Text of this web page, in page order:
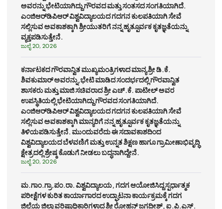
ಅವರನ್ನು ಭೇಟಿಯಾಗಿದ್ದು ಗೌರವದ ಮತ್ತು ಸಂತಸದ ಸಂಗತಿಯಾಗಿದೆ.
ಎಂಜಿಆರ್‌ಡಿಪಿಆರ್ ವಿಶ್ವವಿದ್ಯಾಲಯದ ಗದಗನ ಕುಲಪತಿಯಾಗಿ ಸೇವೆ
ಸಲ್ಲಿಸುವ ಅವಕಾಶಕ್ಕಾಗಿ ಶ್ರೀಯುತರಿಗೆ ನನ್ನ ಹೃತ್ಪೂರ್ವಕ ಕೃತಜ್ಞತೆಯನ್ನು
ವ್ಯಕ್ತಪಡಿಸುತ್ತೇನೆ.
ಜುಲೈ 20, 2026
ಕರ್ನಾಟಕದ ಗೌರವಾನ್ವಿತ ಮುಖ್ಯಮಂತ್ರಿಗಳಾದ ಮಾನ್ಯ ಶ್ರೀ ಡಿ.ಕೆ.
ಶಿವಕುಮಾರ್ ಅವರನ್ನು,ಭೇಟಿ ಮಾಡಿದ ಸಂದರ್ಭದಲ್ಲಿ ಗೌರವಾನ್ವಿತ
ಶಾಸಕರು ಮತ್ತು ಮಾಜಿ ಸಚಿವರಾದ ಶ್ರೀ ಎಚ್.ಕೆ. ಪಾಟೀಲ್ ಅವರ
ಉಪಸ್ಥಿತಿಯಲ್ಲಿ ಭೇಟಿಯಾಗಿದ್ದು ಗೌರವದ ಸಂಗತಿಯಾಗಿದೆ.
ಎಂಜಿಆರ್‌ಡಿಪಿಆರ್ ವಿಶ್ವವಿದ್ಯಾಲಯದ ಗದಗನ ಕುಲಪತಿಯಾಗಿ ಸೇವೆ
ಸಲ್ಲಿಸುವ ಅವಕಾಶಕ್ಕಾಗಿ ಮಾನ್ಯರಿಗೆ ನನ್ನ ಹೃತ್ಪೂರ್ವಕ ಕೃತಜ್ಞತೆಯನ್ನು
ತಿಳಿಯಪಡಿಸುತ್ತೇನೆ. ಮುಂದುವರೆದು ಈ ಸದಾವಕಾಶದಿಂದ
ವಿಶ್ವವಿದ್ಯಾಲಯದ ಬೆಳವಣಿಗೆ ಮತ್ತು ಉನ್ನತ ಶಿಕ್ಷಣ ಹಾಗೂ ಗ್ರಾಮೀಣಾಭಿವೃದ್ಧಿ
ಕ್ಷೇತ್ರದಲ್ಲಿ ಶ್ರೇಷ್ಠ ಕೊಡುಗೆ ನೀಡಲು ಬದ್ಧನಾಗಿದ್ದೇನೆ.
ಜುಲೈ 20, 2026
ಮ.ಗಾಂ.ಗ್ರಾ.ಪಂ.ರಾ. ವಿಶ್ವವಿದ್ಯಾಲಯ, ಗದಗ ಆಯೋಜಿಸಿದ್ದ ಸ್ಪರ್ಧಾತ್ಮಕ
ಪರೀಕ್ಷೆಗಳ ಕುರಿತ ಕಾರ್ಯಾಗಾರದ ಉದ್ಘಾಟನಾ ಕಾರ್ಯಕ್ರಮಕ್ಕೆ ಗದಗ
ಜಿಲ್ಲೆಯ ಜಿಲ್ಲಾ ವರಿಷ್ಠಾಧಿಕಾರಿಗಳಾದ ಶ್ರೀ ರೋಹನ್ ಜಗದೀಶ್, ಐ.ಪಿ.ಎಸ್.